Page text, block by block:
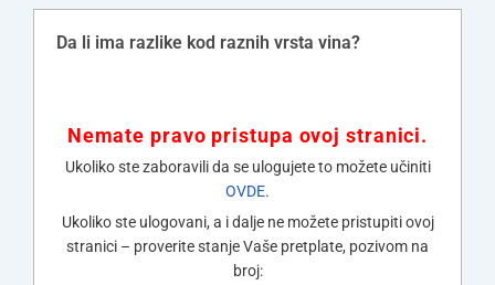
Da li ima razlike kod raznih vrsta vina?
Nemate pravo pristupa ovoj stranici.
Ukoliko ste zaboravili da se ulogujete to možete učiniti
OVDE.
Ukoliko ste ulogovani, a i dalje ne možete pristupiti ovoj
stranici – proverite stanje Vaše pretplate, pozivom na
broj: